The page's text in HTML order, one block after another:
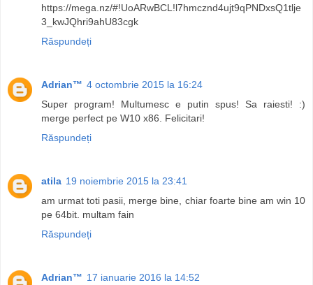
https://mega.nz/#!UoARwBCL!l7hmcznd4ujt9qPNDxsQ1tlje
3_kwJQhri9ahU83cgk
Răspundeți
Adrian™ 4 octombrie 2015 la 16:24
Super program! Multumesc e putin spus! Sa raiesti! :)
merge perfect pe W10 x86. Felicitari!
Răspundeți
atila 19 noiembrie 2015 la 23:41
am urmat toti pasii, merge bine, chiar foarte bine am win 10
pe 64bit. multam fain
Răspundeți
Adrian™ 17 ianuarie 2016 la 14:52